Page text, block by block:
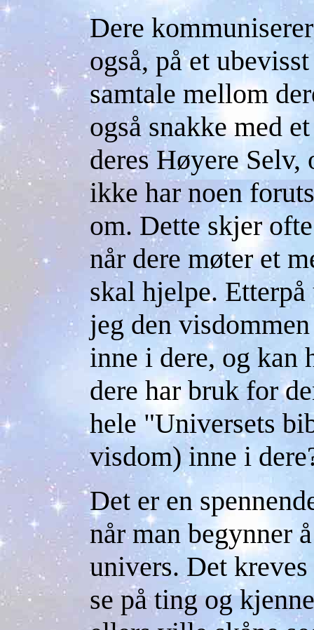
Dere
også, på et
samtale mellom
også snakke med
deres Høyere
ikke har noen
om. Dette skjer
når dere møter et
skal hjelpe.
jeg den
inne i dere, og kan
dere har bruk for
hele "Universets
visdom) inne i
Det er en
når man begynner
univers. Det
se på ting og